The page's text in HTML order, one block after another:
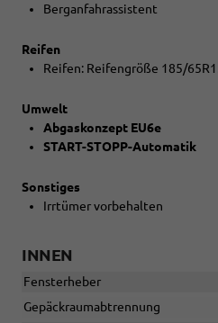
Berganfahrassistent
Reifen
Reifen: Reifengröße 185/
Umwelt
Abgaskonzept EU6e
START-STOPP-Automatik
Sonstiges
Irrtümer vorbehalten
INNEN
Fensterheber
Gepäckraumabtrennung